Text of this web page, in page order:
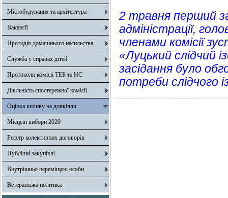
Містобудування та архітектура
Вакансії
Протидія домашнього насильства
Служба у справах дітей
Протоколи комісії ТЕБ та НС
Діяльність спостережної комісії
Оцінка впливу на довкілля
Місцеві вибори 2020
Реєстр колективних договорів
Публічні закупівлі
Внутрішньо переміщені особи
Ветеранська політика
2 травня перший
адміністрації,
членами комісії
«Луцький слідчий
засідання було
потреби слідчого